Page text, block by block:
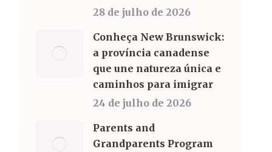
28 de julho de 2026
Conheça New Brunswick:
a província canadense
que une natureza única e
caminhos para imigrar
24 de julho de 2026
Parents and
Grandparents Program